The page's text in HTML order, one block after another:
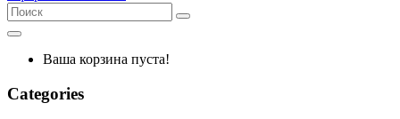
Ваша корзина пуста!
Categories